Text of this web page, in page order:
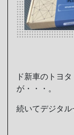
ド新車のトヨ
が・・・。
続いてデジタル